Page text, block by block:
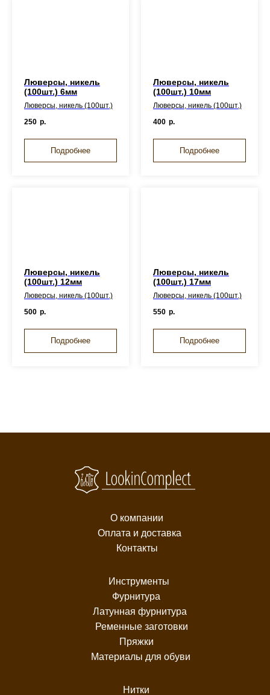
Люверсы, никель
(100шт.) 6мм
Люверсы, никель (100шт.)
250 р.
Подробнее
Люверсы, никель
(100шт.) 10мм
Люверсы, никель (100шт.)
400 р.
Подробнее
Люверсы, никель
(100шт.) 12мм
Люверсы, никель (100шт.)
500 р.
Подробнее
Люверсы, никель
(100шт.) 17мм
Люверсы, никель (100шт.)
550 р.
Подробнее
О компании
Оплата и доставка
Контакты
Инструменты
Фурнитура
Латунная фурнитура
Ременные заготовки
Материалы для обуви
Пряжки
Нитки